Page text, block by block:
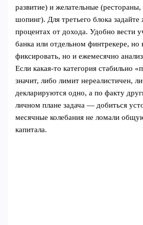
развитие) и желательные (рестораны,
шопинг). Для третьего блока
процентах от дохода. Удобно вести
банка или отдельном финтрекере, но
фиксировать, но и ежемесячно
Если какая-то категория стабильно
значит, либо лимит нереалистичен,
декларируются одно, а по факту
личном плане задача — добиться
месячные колебания не ломали
капитала.